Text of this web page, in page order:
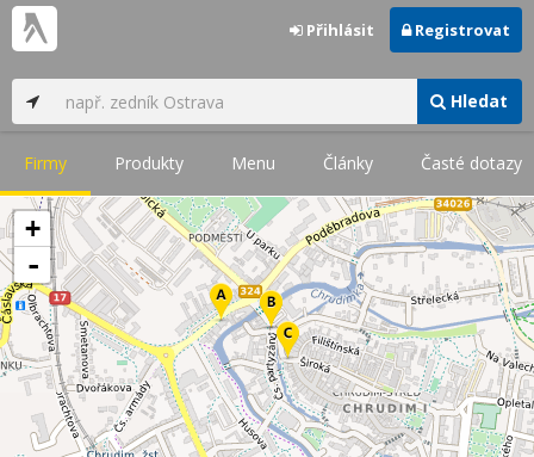
Hledat
Přihlásit Registrovat
Firmy Produkty Menu Články Časté dotazy
+
-